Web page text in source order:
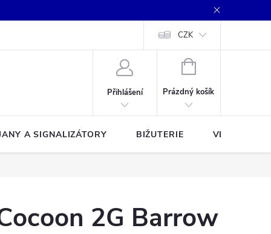
CZK
Přihlášení
NÁKUPNÍ
Prázdný košík
A SIGNALIZÁTORY BIŽUTERIE VLASCE A
2G Barrow